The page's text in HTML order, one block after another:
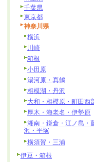
千葉県
東京都
神奈川県
横浜
川崎
箱根
小田原
湯河原・真鶴
相模湖・丹沢
大和・相模原・町田西
厚木・海老名・伊勢原
湘南・鎌倉・江ノ島・
沢・平塚
横須賀・三浦
伊豆・箱根